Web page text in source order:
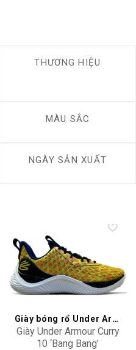
THƯƠNG HIỆU
MÀU SẮC
NGÀY SẢN XUẤT
Add to
wishlist
Giày bóng rổ Under Armour
Giày Under Armour Curry
10 ‘Bang Bang’